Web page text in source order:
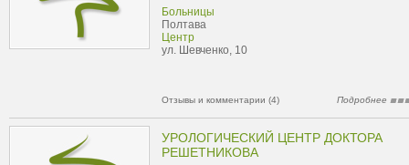
Больницы
Полтава
Центр
ул. Шевченко, 10
Отзывы и комментарии (4) Подробнее
УРОЛОГИЧЕСКИЙ ЦЕНТР ДОКТОРА
РЕШЕТНИКОВА